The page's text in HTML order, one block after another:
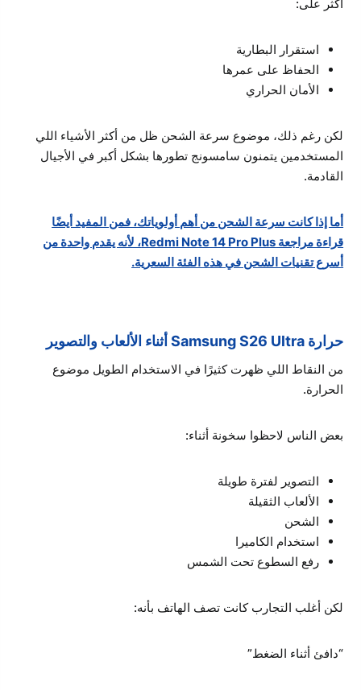
أكثر على:
استقرار البطارية
الحفاظ على عمرها
الأمان الحراري
لكن رغم ذلك، موضوع سرعة الشحن ظل من أكثر الأشياء اللي
المستخدمين يتمنون سامسونج تطورها بشكل أكبر في الأجيال
القادمة.
أما إذا كانت سرعة الشحن من أهم أولوياتك، فمن المفيد أيضًا
قراءة مراجعة Redmi Note 14 Pro Plus، لأنه يقدم واحدة من
أسرع تقنيات الشحن في هذه الفئة السعرية.
حرارة Samsung S26 Ultra أثناء الألعاب والتصوير
من النقاط اللي ظهرت كثيرًا في الاستخدام الطويل موضوع
الحرارة.
بعض الناس لاحظوا سخونة أثناء:
التصوير لفترة طويلة
الألعاب الثقيلة
الشحن
استخدام الكاميرا
رفع السطوع تحت الشمس
لكن أغلب التجارب كانت تصف الهاتف بأنه:
“دافئ أثناء الضغط”